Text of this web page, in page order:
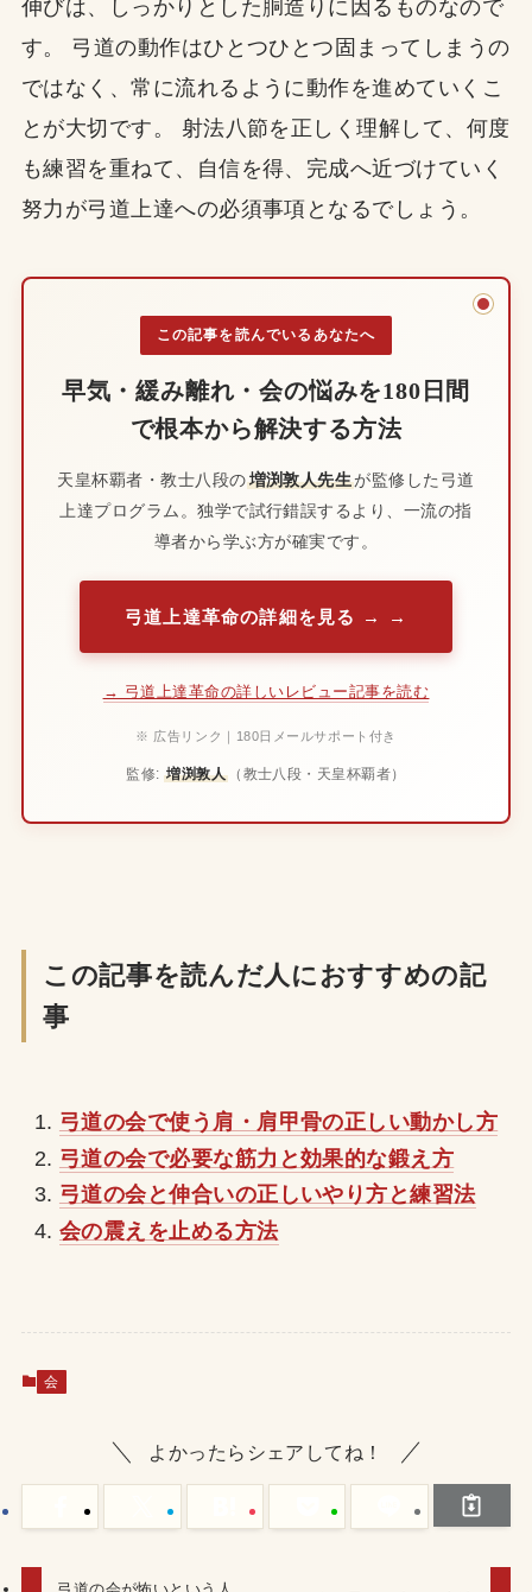
伸びは、しっかりとした胴造りに因るものなので
す。 弓道の動作はひとつひとつ固まってしまうの
ではなく、常に流れるように動作を進めていくこ
とが大切です。 射法八節を正しく理解して、何度
も練習を重ねて、自信を得、完成へ近づけていく
努力が弓道上達への必須事項となるでしょう。
この記事を読んでいるあなたへ
早気・緩み離れ・会の悩みを180日間
で根本から解決する方法
天皇杯覇者・教士八段の増渕敦人先生が監修した弓道
上達プログラム。独学で試行錯誤するより、一流の指
導者から学ぶ方が確実です。
弓道上達革命の詳細を見る →
→ 弓道上達革命の詳しいレビュー記事を読む
※ 広告リンク｜180日メールサポート付き
監修:増渕敦人 （教士八段・天皇杯覇者）
この記事を読んだ人におすすめの記
事
弓道の会で使う肩・肩甲骨の正しい動かし方
弓道の会で必要な筋力と効果的な鍛え方
弓道の会と伸合いの正しいやり方と練習法
会の震えを止める方法
会
よかったらシェアしてね！